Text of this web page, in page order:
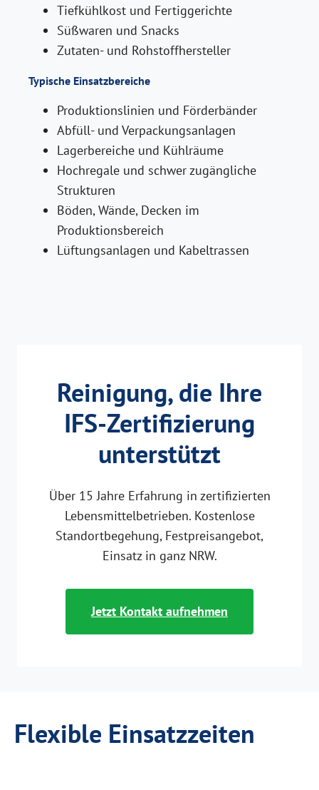
Tiefkühlkost und Fertiggerichte
Süßwaren und Snacks
Zutaten- und Rohstoffhersteller
Typische Einsatzbereiche
Produktionslinien und Förderbänder
Abfüll- und Verpackungsanlagen
Lagerbereiche und Kühlräume
Hochregale und schwer zugängliche
Strukturen
Böden, Wände, Decken im
Produktionsbereich
Lüftungsanlagen und Kabeltrassen
Reinigung, die Ihre
IFS-Zertifizierung
unterstützt
Über 15 Jahre Erfahrung in zertifizierten
Lebensmittelbetrieben. Kostenlose
Standortbegehung, Festpreisangebot,
Einsatz in ganz NRW.
Jetzt Kontakt aufnehmen
Flexible Einsatzzeiten